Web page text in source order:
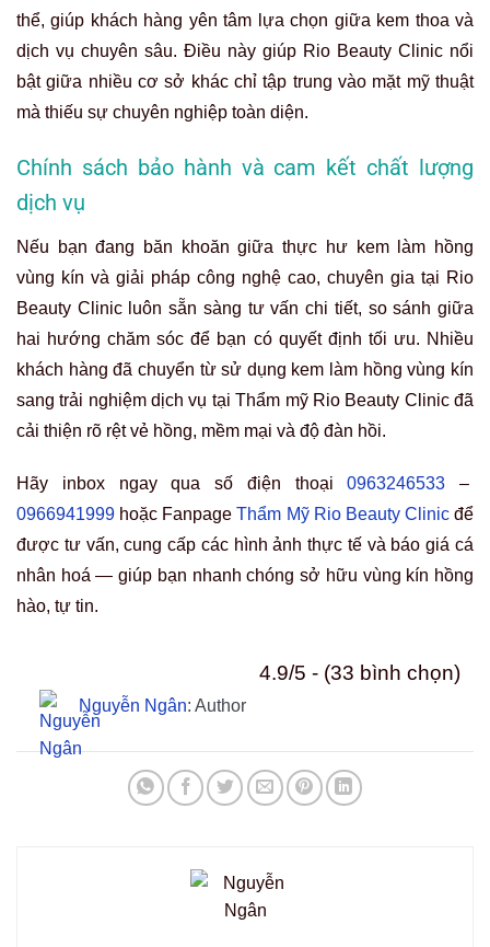
thể, giúp khách hàng yên tâm lựa chọn giữa kem thoa và
dịch vụ chuyên sâu. Điều này giúp Rio Beauty Clinic nổi
bật giữa nhiều cơ sở khác chỉ tập trung vào mặt mỹ thuật
mà thiếu sự chuyên nghiệp toàn diện.
Chính sách bảo hành và cam kết chất lượng
dịch vụ
Nếu bạn đang băn khoăn giữa thực hư kem làm hồng
vùng kín và giải pháp công nghệ cao, chuyên gia tại Rio
Beauty Clinic luôn sẵn sàng tư vấn chi tiết, so sánh giữa
hai hướng chăm sóc để bạn có quyết định tối ưu. Nhiều
khách hàng đã chuyển từ sử dụng kem làm hồng vùng kín
sang trải nghiệm dịch vụ tại Thẩm mỹ Rio Beauty Clinic đã
cải thiện rõ rệt vẻ hồng, mềm mại và độ đàn hồi.
Hãy inbox ngay qua số điện thoại0963246533 –
0966941999 hoặc FanpageThẩm Mỹ Rio Beauty Clinicđể
được tư vấn, cung cấp các hình ảnh thực tế và báo giá cá
nhân hoá — giúp bạn nhanh chóng sở hữu vùng kín hồng
hào, tự tin.
4.9/5 - (33 bình chọn)
Nguyễn Ngân: Author